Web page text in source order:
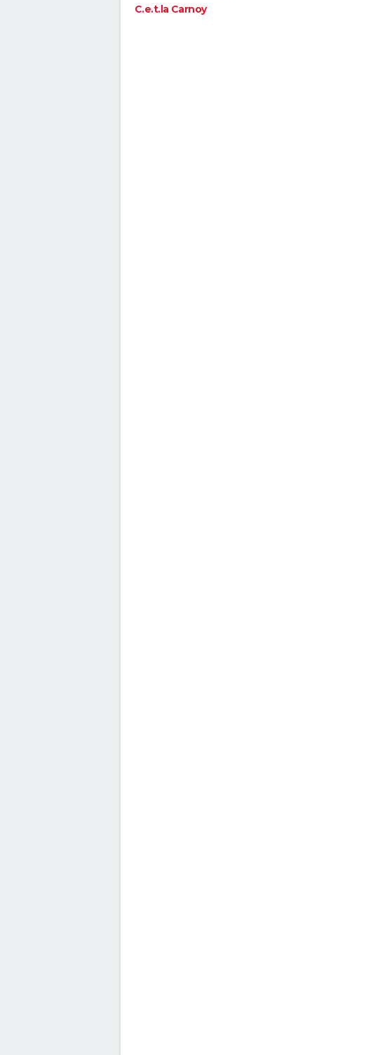
C.e.t.la Carnoy